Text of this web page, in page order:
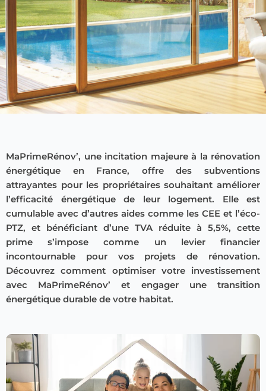
MaPrimeRénov’, une incitation majeure à la rénovation
énergétique en France, offre des subventions
attrayantes pour les propriétaires souhaitant améliorer
l’efficacité énergétique de leur logement. Elle est
cumulable avec d’autres aides comme les CEE et l’éco-
PTZ, et bénéficiant d’une TVA réduite à 5,5%, cette
prime s’impose comme un levier financier
incontournable pour vos projets de rénovation.
Découvrez comment optimiser votre investissement
avec MaPrimeRénov’ et engager une transition
énergétique durable de votre habitat.